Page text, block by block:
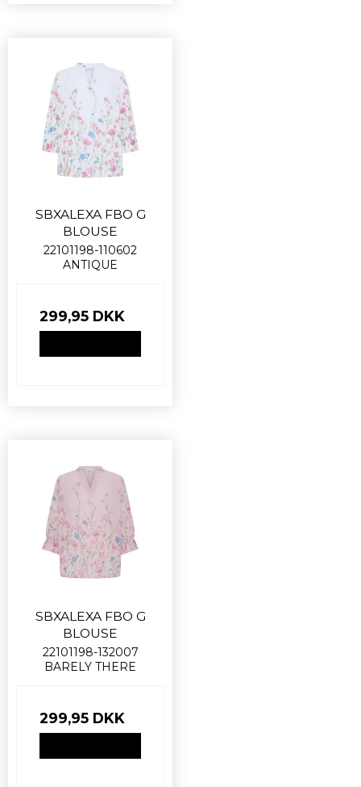
SBXALEXA FBO G
BLOUSE
22101198-110602
ANTIQUE
299,95 DKK
SBXALEXA FBO G
BLOUSE
22101198-132007
BARELY THERE
299,95 DKK